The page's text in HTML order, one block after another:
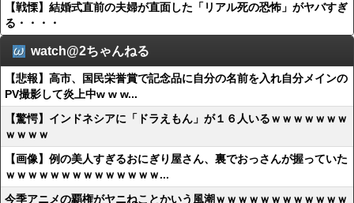
【戦慄】結婚式直前の夫婦が直面した「リアル死の恐怖」がヤバすぎ
る・・・・
watch@2ちゃんねる
【悲報】高市、国民栄誉賞で記念品に自分の名前を入れ自分メインの
PV撮影して炎上中w w w...
【驚愕】インドネシアに「ドラえもん」が１６人いるｗｗｗｗｗｗｗ
ｗｗｗｗ
【画像】例の美人すぎるおにぎり屋さん、裏でおっさんが握っていた
ｗｗｗｗｗｗｗｗｗｗｗｗｗｗ...
今季アニメの覇権がヤニねことかいう風潮ｗｗｗｗｗｗｗｗｗｗｗｗ